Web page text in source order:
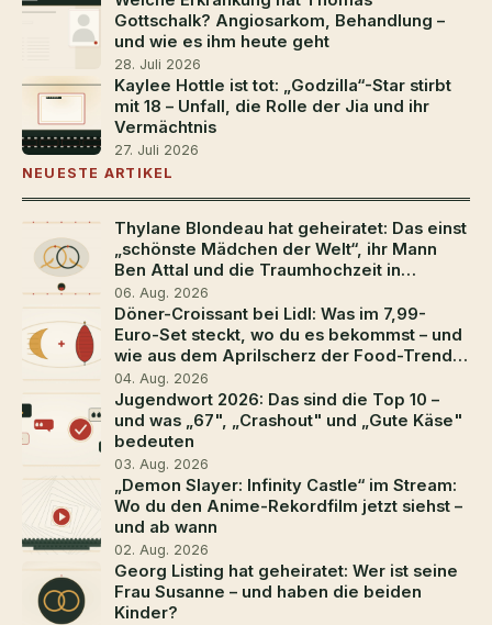
Gottschalk? Angiosarkom, Behandlung –
und wie es ihm heute geht
28. Juli 2026
Kaylee Hottle ist tot: „Godzilla“-Star stirbt
mit 18 – Unfall, die Rolle der Jia und ihr
Vermächtnis
27. Juli 2026
NEUESTE ARTIKEL
Thylane Blondeau hat geheiratet: Das einst
„schönste Mädchen der Welt“, ihr Mann
Ben Attal und die Traumhochzeit in
Südfrankreich
06. Aug. 2026
Döner-Croissant bei Lidl: Was im 7,99-
Euro-Set steckt, wo du es bekommst – und
wie aus dem Aprilscherz der Food-Trend
2026 wurde
04. Aug. 2026
Jugendwort 2026: Das sind die Top 10 –
und was „67", „Crashout" und „Gute Käse"
bedeuten
03. Aug. 2026
„Demon Slayer: Infinity Castle“ im Stream:
Wo du den Anime-Rekordfilm jetzt siehst –
und ab wann
02. Aug. 2026
Georg Listing hat geheiratet: Wer ist seine
Frau Susanne – und haben die beiden
Kinder?